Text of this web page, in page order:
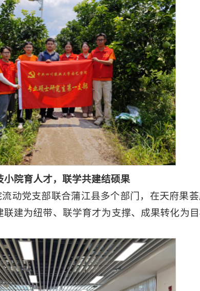
小院育人才，联学共建结硕果
动党支部联合蒲江县多个部门，在天府果
建为纽带、联学育才为支撑、成果转化为